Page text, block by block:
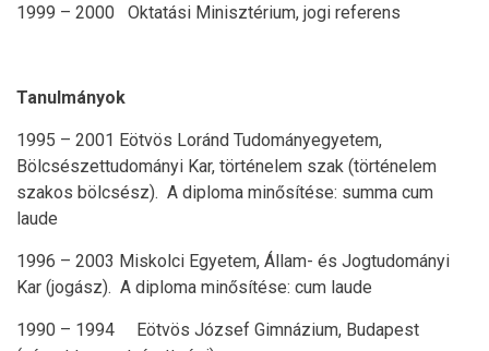
1999 – 2000 Oktatási Minisztérium, jogi referens
Tanulmányok
1995 – 2001 Eötvös Loránd Tudományegyetem,
Bölcsészettudományi Kar, történelem szak (történelem
szakos bölcsész). A diploma minősítése: summa cum
laude
1996 – 2003 Miskolci Egyetem, Állam- és Jogtudományi
Kar (jogász). A diploma minősítése: cum laude
1990 – 1994 Eötvös József Gimnázium, Budapest